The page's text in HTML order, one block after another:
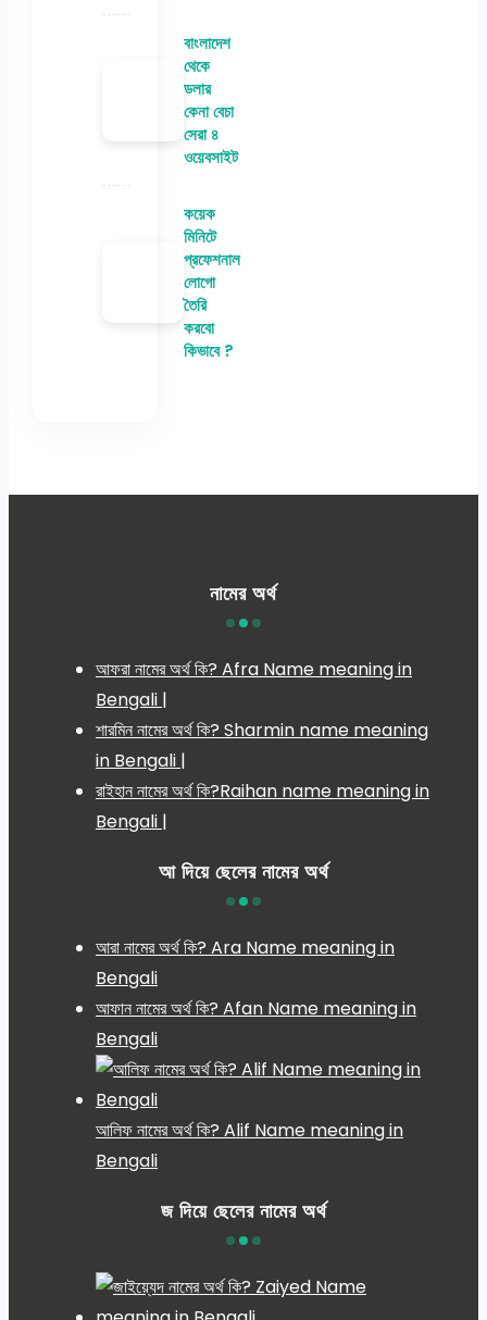
বাংলাদেশ
থেকে
ডলার
কেনা বেচা
সেরা ৪
ওয়েবসাইট
কয়েক
মিনিটে
প্রফেশনাল
লোগো
তৈরি
করবো
কিভাবে ?
নামের অর্থ
আফরা নামের অর্থ কি? Afra Name meaning in
Bengali |
শারমিন নামের অর্থ কি? Sharmin name meaning
in Bengali |
রাইহান নামের অর্থ কি?Raihan name meaning in
Bengali |
আ দিয়ে ছেলের নামের অর্থ
আরা নামের অর্থ কি? Ara Name meaning in
Bengali
আফান নামের অর্থ কি? Afan Name meaning in
Bengali
আলিফ নামের অর্থ কি? Alif Name meaning in
Bengali
জ দিয়ে ছেলের নামের অর্থ